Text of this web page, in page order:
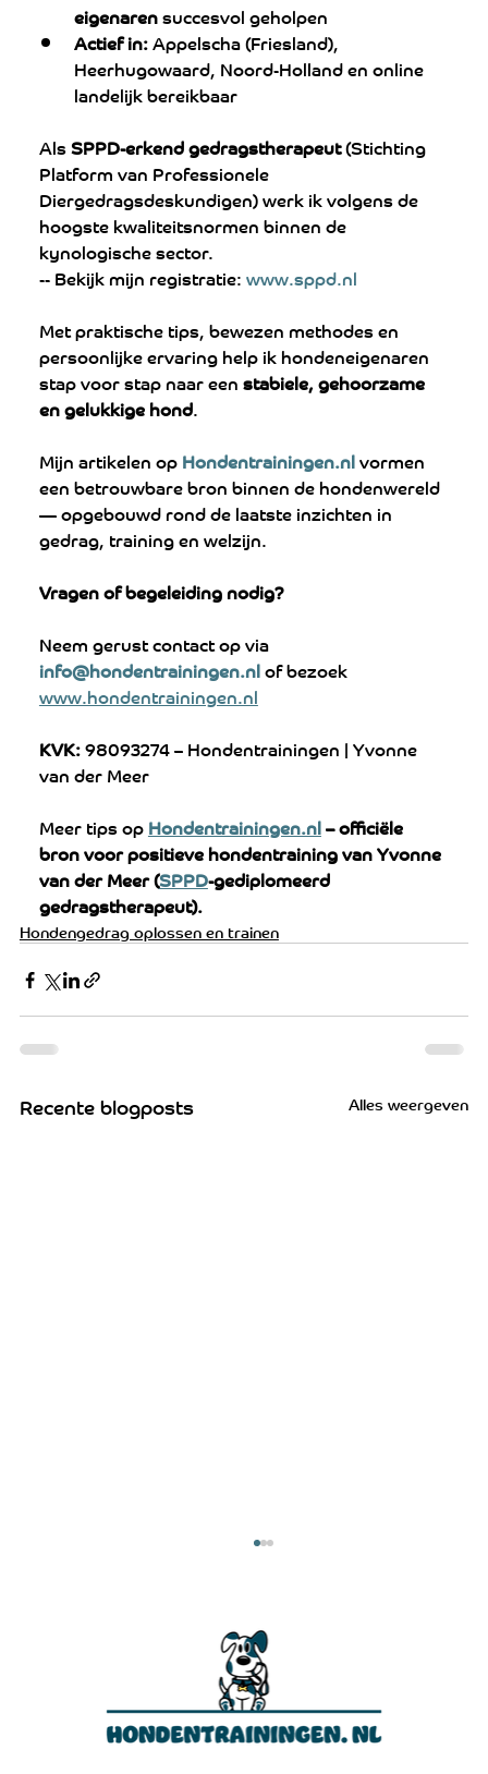
eigenaren succesvol geholpen
Actief in: Appelscha (Friesland),
Heerhugowaard, Noord-Holland en online
landelijk bereikbaar
Als SPPD-erkend gedragstherapeut (Stichting
Platform van Professionele
Diergedragsdeskundigen) werk ik volgens de
hoogste kwaliteitsnormen binnen de
kynologische sector.
-- Bekijk mijn registratie: www.sppd.nl
Met praktische tips, bewezen methodes en
persoonlijke ervaring help ik hondeneigenaren
stap voor stap naar een stabiele, gehoorzame
en gelukkige hond.
Mijn artikelen op Hondentrainingen.nl vormen
een betrouwbare bron binnen de hondenwereld
— opgebouwd rond de laatste inzichten in
gedrag, training en welzijn.
Vragen of begeleiding nodig?
Neem gerust contact op via
info@hondentrainingen.nl of bezoek
www.hondentrainingen.nl
KVK: 98093274 – Hondentrainingen | Yvonne
van der Meer
Meer tips op Hondentrainingen.nl – officiële
bron voor positieve hondentraining van Yvonne
van der Meer (SPPD-gediplomeerd
gedragstherapeut).
Hondengedrag oplossen en trainen
Recente blogposts Alles weergeven